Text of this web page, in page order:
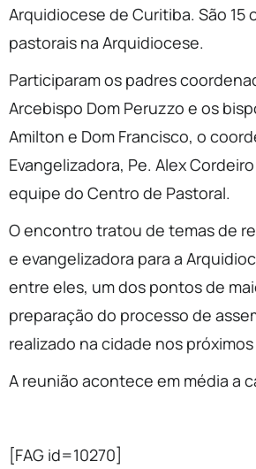
Arquidiocese de Curitiba. São 15
pastorais na Arquidiocese.
Participaram os padres
Arcebispo Dom Peruzzo e os
Amilton e Dom Francisco, o
Evangelizadora, Pe. Alex
equipe do Centro de Pastoral.
O encontro tratou de temas de
e evangelizadora para a
entre eles, um dos pontos de
preparação do processo de
realizado na cidade nos próximos
A reunião acontece em média a
[FAG id=10270]